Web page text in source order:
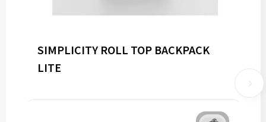
SIMPLICITY ROLL TOP BACKPACK
LITE